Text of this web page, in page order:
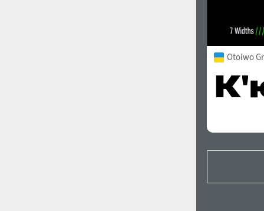
Otoiwo